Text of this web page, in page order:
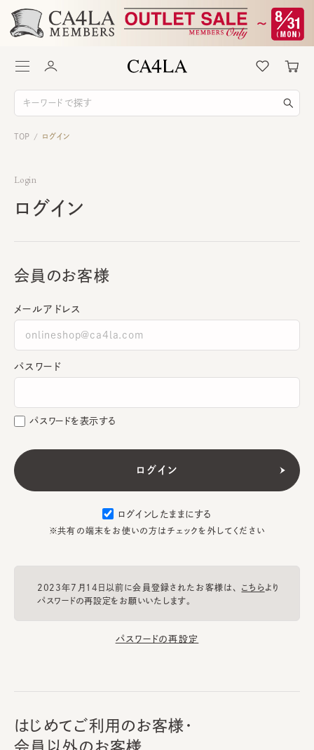
TOP / ログイン
Login
ログイン
会員のお客様
メールアドレス
パスワード
パスワードを表示する
ログインしたままにする
※共有の端末をお使いの方はチェックを外してください
2023年7月14日以前に会員登録されたお客様は、 こちらより
パスワードの再設定をお願いいたします。
パスワードの再設定
はじめてご利用のお客様・
会員以外のお客様